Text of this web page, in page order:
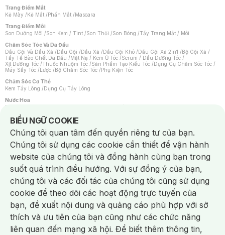
Trang Điểm Mắt
Kẻ Mày /Kẻ Mắt /Phấn Mắt /Mascara
Trang Điểm Môi
Son Dưỡng Môi /Son Kem / Tint /Son Thỏi /Son Bóng /Tẩy Trang Mắt / Môi
Chăm Sóc Tóc Và Da Đầu
Dầu Gội Và Dầu Xả /Dầu Gội /Dầu Xả /Dầu Gội Khô /Dầu Gội Xả 2in1 /Bộ Gội Xả /
Tẩy Tế Bào Chết Da Đầu /Mặt Nạ / Kem Ủ Tóc /Serum / Dầu Dưỡng Tóc /
Xịt Dưỡng Tóc /Thuốc Nhuộm Tóc /Sản Phẩm Tạo Kiểu Tóc /Dụng Cụ Chăm Sóc Tóc /
Máy Sấy Tóc /Lược /Bộ Chăm Sóc Tóc /Phụ Kiện Tóc
Chăm Sóc Cơ Thể
Kem Tẩy Lông /Dụng Cụ Tẩy Lông
Nước Hoa
Nước Hoa Nữ
Chăm Sóc Cá Nhân
Chống Muỗi /Khẩu Trang /Máy Massage/Mặt Nạ Xông Hơi /Nước Rửa Tay/
Sản Phẩm Chăm Sóc Khác /Bàn Chải Đánh Răng /Bàn Chải Điện/
Hỗ Trợ Trắng Răng/Kem Đánh Răng /Máy Tăm Nước/ Nước Súc Miệng/
Tăm / Chỉ Nha Khoa/ Xịt Thơm Miệng / Dung Dịch Vệ Sinh/Dưỡng Vùng Kín/
Khăn Ướt Vệ Sinh Vùng Kín/Băng Vệ Sinh/Tampon/Bọt Cạo Râu /Dao Cạo Râu/
Máy Cạo Râu
Vấn Đề Về Da
Da Dầu / Lỗ Chân Lông To/ Da Khô / Mất Nước/ Da Lão Hóa/ Da Mụn/
Da Nhạy Cảm / Kích Ứng
Da Xỉn Màu Thâm / Nám / Tàn Nhang
Quầng Thâm & Bọng Mắt /Sẹo /Viêm Da Cơ Địa
Dụng Cụ / Phụ Kiện Chăm Sóc Da
Bông Tẩy Trang
Khăn Lau Mặt Khô Dụng Cụ / Máy Rửa Mặt Máy Chăm Sóc Da
Dụng Cụ Chăm Sóc Khác
BIỂU NGỮ COOKIE
Notice about cookies usage
Chúng tôi quan tâm đến quyền riêng tư của bạn.
Chúng tôi sử dụng các cookie cần thiết để vận hành
website của chúng tôi và đồng hành cùng bạn trong
suốt quá trình điều hướng. Với sự đồng ý của bạn,
chúng tôi và các đối tác của chúng tôi cũng sử dụng
cookie để theo dõi các hoạt động trực tuyến của
bạn, đề xuất nội dung và quảng cáo phù hợp với sở
thích và ưu tiên của bạn cũng như các chức năng
liên quan đến mạng xã hội. Để biết thêm thông tin,